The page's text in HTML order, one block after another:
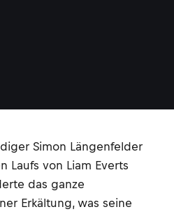
Simon Längenfelder
Laufs von Liam Everts
das ganze
Erkältung, was seine